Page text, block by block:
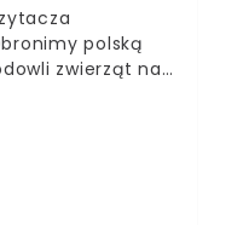
polską
zwierząt na